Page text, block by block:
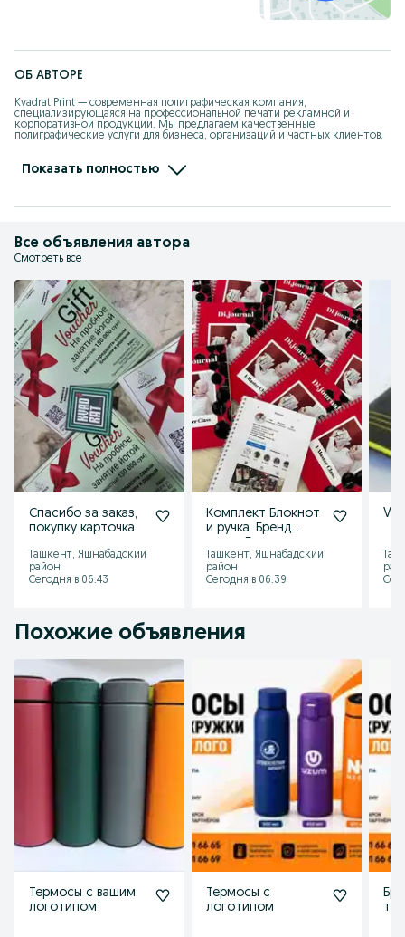
ОБ АВТОРЕ
Kvadrat Print — современная полиграфическая компания,
специализирующаяся на профессиональной печати рекламной и
корпоративной продукции. Мы предлагаем качественные
полиграфические услуги для бизнеса, организаций и частных клиентов.
до готовой печатной продукции. Используем современное
оборудование и качественные материалы, что позволяет гарантировать
Показать полностью
Все объявления автора
Смотреть все
Спасибо за заказ,
покупку карточка
Ташкент, Яшнабадский
район
Сегодня в 06:43
Комплект Блокнот
и ручка. Бренд
блокнот.
Ташкент, Яшнабадский
район
Сегодня в 06:39
Похожие объявления
Термосы с вашим
логотипом
Термосы с
логотипом